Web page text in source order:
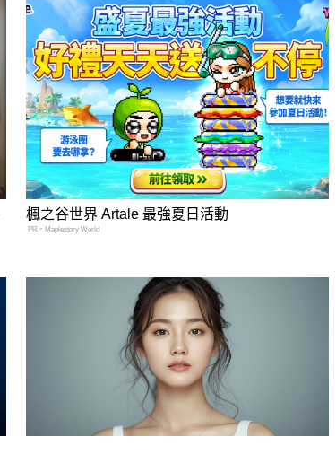
楓之谷世界 Artale 最強夏日活動
PR・Maplestory World